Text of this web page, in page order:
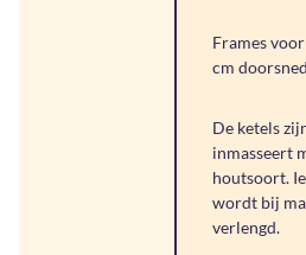
Frames
cm
De ketels
inmasseert
houtsoort.
wordt bij
verlengd.